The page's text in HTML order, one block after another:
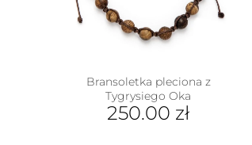
Bransoletka pleciona z
Tygrysiego Oka
250.00 zł